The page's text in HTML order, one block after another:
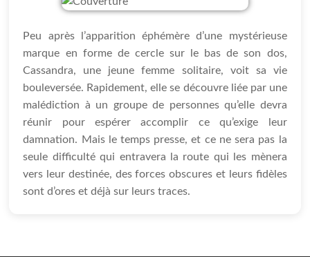
Peu après l’apparition éphémère d’une mystérieuse
marque en forme de cercle sur le bas de son dos,
Cassandra, une jeune femme solitaire, voit sa vie
bouleversée. Rapidement, elle se découvre liée par une
malédiction à un groupe de personnes qu’elle devra
réunir pour espérer accomplir ce qu’exige leur
damnation. Mais le temps presse, et ce ne sera pas la
seule difficulté qui entravera la route qui les mènera
vers leur destinée, des forces obscures et leurs fidèles
sont d’ores et déjà sur leurs traces.